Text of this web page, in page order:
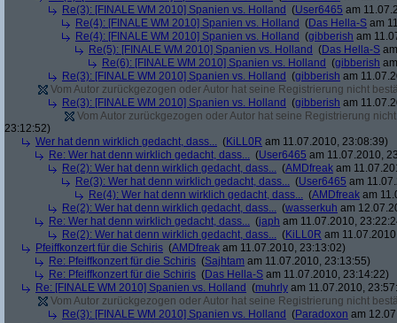
Re(3): [FINALE WM 2010] Spanien vs. Holland (User6465 am
Re(4): [FINALE WM 2010] Spanien vs. Holland (Das Hella-S am
Re(4): [FINALE WM 2010] Spanien vs. Holland (gibberish am
Re(5): [FINALE WM 2010] Spanien vs. Holland (Das Hella-S
Re(6): [FINALE WM 2010] Spanien vs. Holland (gibberish
Re(3): [FINALE WM 2010] Spanien vs. Holland (gibberish am
Vom Autor zurückgezogen oder Autor hat seine Registrierung nicht
Re(3): [FINALE WM 2010] Spanien vs. Holland (gibberish am
Vom Autor zurückgezogen oder Autor hat seine Registrierung
23:12:52)
Wer hat denn wirklich gedacht, dass... (KiLL0R am 11.07.2010, 23:08:39)
Re: Wer hat denn wirklich gedacht, dass... (User6465 am 11.07.2010,
Re(2): Wer hat denn wirklich gedacht, dass... (AMDfreak am
Re(3): Wer hat denn wirklich gedacht, dass... (User6465 am
Re(4): Wer hat denn wirklich gedacht, dass... (AMDfreak am
Re(2): Wer hat denn wirklich gedacht, dass... (wasserkuh am
Re: Wer hat denn wirklich gedacht, dass... (japh am 11.07.2010,
Re(2): Wer hat denn wirklich gedacht, dass... (KiLL0R am
Pfeiffkonzert für die Schiris (AMDfreak am 11.07.2010, 23:13:02)
Re: Pfeiffkonzert für die Schiris (Sajhtam am 11.07.2010, 23:13:55)
Re: Pfeiffkonzert für die Schiris (Das Hella-S am 11.07.2010, 23:14:22)
Re: [FINALE WM 2010] Spanien vs. Holland (muhrly am 11.07.2010,
Vom Autor zurückgezogen oder Autor hat seine Registrierung nicht
Re(3): [FINALE WM 2010] Spanien vs. Holland (Paradoxon am